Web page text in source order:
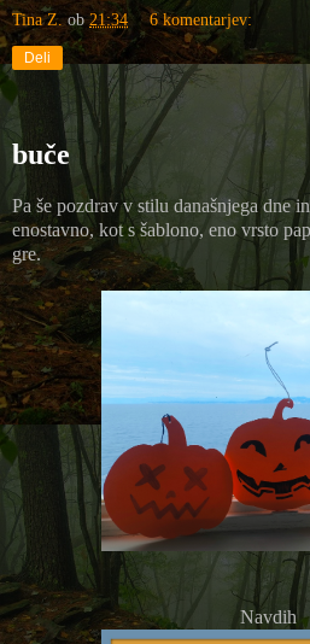
Tina Z. ob21:34 6 komentarjev:
Deli
buče
Pa še pozdrav v stilu današnjega dne
enostavno, kot s šablono, eno vrsto
gre.
Navdih